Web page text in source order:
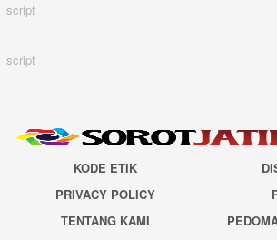
script
script
KODE ETIK
PRIVACY POLICY
TENTANG KAMI